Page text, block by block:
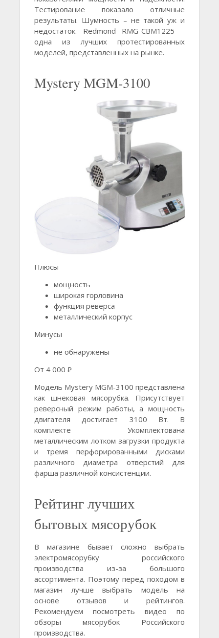
Тестирование показало отличные
результаты. Шумность – не такой уж и
недостаток. Redmond RMG-CBM1225 –
одна из лучших протестированных
моделей, представленных на рынке.
Mystery MGM-3100
Плюсы
мощность
широкая горловина
функция реверса
металлический корпус
Минусы
не обнаружены
От 4 000 ₽
Модель Mystery MGM-3100 представлена
как шнековая мясорубка. Присутствует
реверсный режим работы, а мощность
двигателя достигает 3100 Вт. В
комплекте Укомплектована
металлическим лотком загрузки продукта
и тремя перфорированными дисками
различного диаметра отверстий для
фарша различной консистенции.
Рейтинг лучших
бытовых мясорубок
В магазине бывает сложно выбрать
электромясорубку российского
производства из-за большого
ассортимента. Поэтому перед походом в
магазин лучше выбрать модель на
основе отзывов и рейтингов.
Рекомендуем посмотреть видео по
обзоры мясорубок Российского
производства.